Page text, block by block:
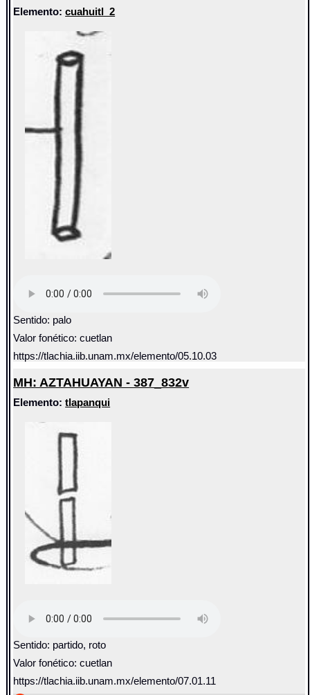
Elemento:cuahuitl_2
Sentido: palo
Valor fonético: cuetlan
https://tlachia.iib.unam.mx/elemento/05.10.03
MH: AZTAHUAYAN - 387_832v
Elemento:tlapanqui
Sentido: partido, roto
Valor fonético: cuetlan
https://tlachia.iib.unam.mx/elemento/07.01.11